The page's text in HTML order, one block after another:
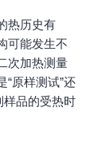
热历史有
可能发生不
次加热测量
“原样测试”还
样品的受热时